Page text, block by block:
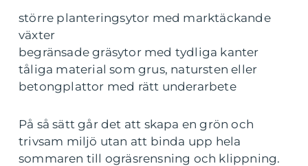
större planteringsytor med marktäckande
växter
begränsade gräsytor med tydliga kanter
tåliga material som grus, natursten eller
betongplattor med rätt underarbete
På så sätt går det att skapa en grön och
trivsam miljö utan att binda upp hela
sommaren till ogräsrensning och klippning.